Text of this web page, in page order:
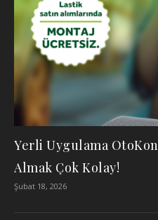
Yerli Uygulama
Almak Çok Kolay!
Şubat 18, 2026